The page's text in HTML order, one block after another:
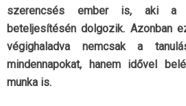
szerencsés ember is, aki a
beteljesítésén dolgozik. Azonban
végighaladva nemcsak a
mindennapokat, hanem idővel
munka is.